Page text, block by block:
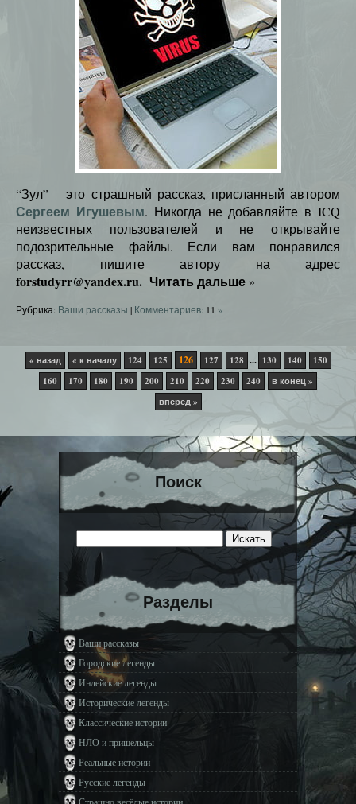
“Зул” – это страшный рассказ, присланный автором
Сергеем Игушевым. Никогда не добавляйте в ICQ
неизвестных пользователей и не открывайте
подозрительные файлы. Если вам понравился
рассказ, пишите автору на адрес
forstudyrr@yandex.ru. Читать дальше »
Рубрика: Ваши рассказы | Комментариев: 11 »
« назад « к началу 124 125 126 127 128 ... 130 140
150
160
170 180 190 200 210 220 230 240
в конец »
вперед »
Поиск
Разделы
Ваши рассказы
Городские легенды
Индейские легенды
Исторические легенды
Классические истории
НЛО и пришельцы
Реальные истории
Русские легенды